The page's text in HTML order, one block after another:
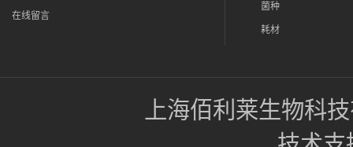
在线留言
菌种
耗材
上海佰利莱生物科